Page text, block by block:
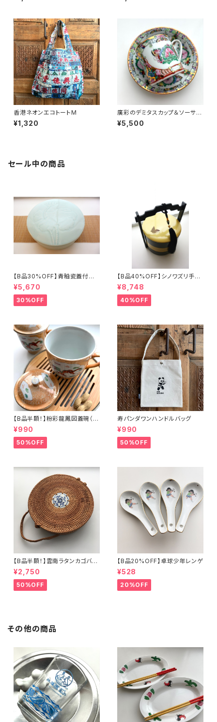
香港ネオンエコトートM
¥1,320
廣彩のデミタスカップ＆ソーサー
（70年代廣彩デッドストック）
¥5,500
セール中の商品
【B品30%OFF】青釉瓷蓋付盒
（蓮の実）
¥5,670
30%OFF
【B品40%OFF】シノワズリ手提
げ三段重「バタフライ」
¥8,748
40%OFF
【B品半額！】粉彩龍鳳図蓋碗（8
0年代景徳鎮デッドストック）
¥990
50%OFF
寿パンダワンハンドルバッグ
¥990
50%OFF
【B品半額！】雲南ラタンカゴバッ
グ
¥2,750
50%OFF
【B品20%OFF】卓球少年レンゲ
¥528
20%OFF
その他の商品